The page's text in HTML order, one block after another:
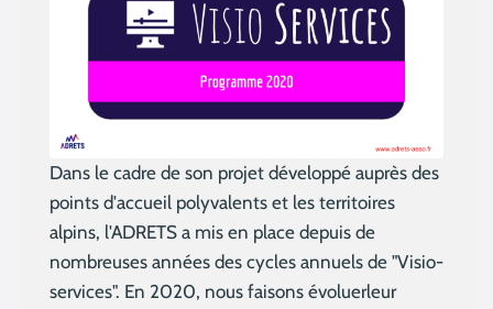
Dans le cadre de son projet développé auprès des
points d'accueil polyvalents et les territoires
alpins, l'ADRETS a mis en place depuis de
nombreuses années des cycles annuels de "Visio-
services". En 2020, nous faisons évoluerleur